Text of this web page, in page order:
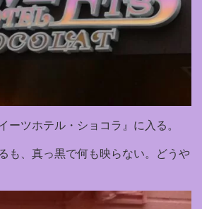
ーツホテル・ショコラ』に入る。
も、真っ黒で何も映らない。どうや